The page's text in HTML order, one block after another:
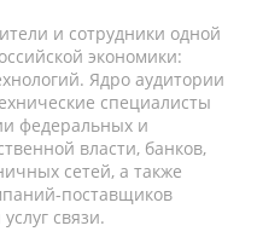
и сотрудники одной
экономики:
Ядро аудитории
специалисты
федеральных и
власти, банков,
сетей, а также
поставщиков
связи.